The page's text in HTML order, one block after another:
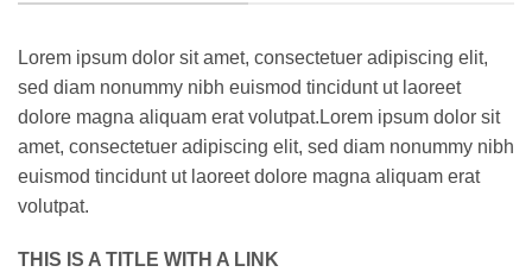
Lorem ipsum dolor sit amet, consectetuer adipiscing elit,
sed diam nonummy nibh euismod tincidunt ut laoreet
dolore magna aliquam erat volutpat.Lorem ipsum dolor sit
amet, consectetuer adipiscing elit, sed diam nonummy nibh
euismod tincidunt ut laoreet dolore magna aliquam erat
volutpat.
THIS IS A TITLE WITH A LINK